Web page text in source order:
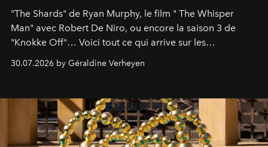
"The Shards" de Ryan Murphy, le film " The Whisper
Man" avec Robert De Niro, ou encore la saison 3 de
"Knokke Off"… Voici tout ce qui arrive sur les
plateformes de streaming en août 2026.
30.07.2026 by Géraldine Verheyen